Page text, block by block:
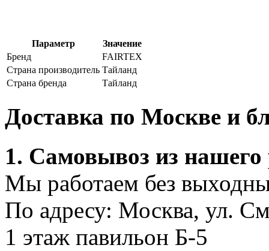
Параметр
Значение
Бренд
FAIRTEX
Страна производитель Тайланд
Страна бренда
Тайланд
Доставка по Москве и
1. Самовывоз из нашего
Мы работаем без
По адресу: Москва, ул.
1 этаж павильон Б-5